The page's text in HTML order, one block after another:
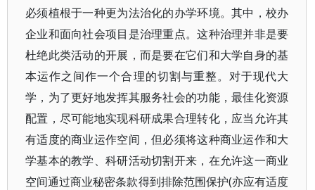
必须植根于一种更为法治化的办学环境。其中，校办
企业和面向社会项目是治理重点。这种治理并非是要
杜绝此类活动的开展，而是要在它们和大学自身的基
本运作之间作一个合理的切割与重整。对于现代大
学，为了更好地发挥其服务社会的功能，最佳化资源
配置，尽可能地实现科研成果合理转化，应当允许其
有适度的商业运作空间，但必须将这种商业运作和大
学基本的教学、科研活动切割开来，在允许这一商业
空间通过商业秘密条款得到排除范围保护(亦应有适度